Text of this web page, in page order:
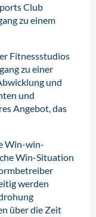
Club
zu einem
Fitnessstudios
zu einer
und
und
Angebot, das
Win-win-
Win-Situation
werden
über die Zeit